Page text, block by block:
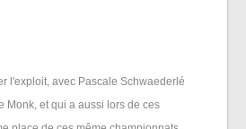
l'exploit, avec Pascale Schwaederlé
Monk, et qui a aussi lors de ces